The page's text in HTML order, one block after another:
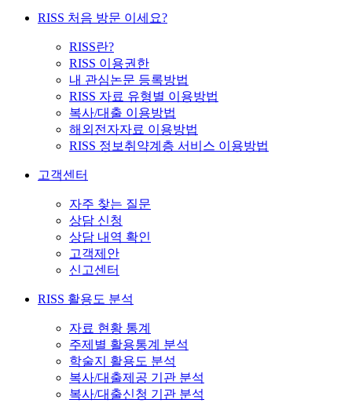
RISS 처음 방문 이세요?
RISS란?
RISS 이용권한
내 관심논문 등록방법
RISS 자료 유형별 이용방법
복사/대출 이용방법
해외전자자료 이용방법
RISS 정보취약계층 서비스 이용방법
고객센터
자주 찾는 질문
상담 신청
상담 내역 확인
고객제안
신고센터
RISS 활용도 분석
자료 현황 통계
주제별 활용통계 분석
학술지 활용도 분석
복사/대출제공 기관 분석
복사/대출신청 기관 분석